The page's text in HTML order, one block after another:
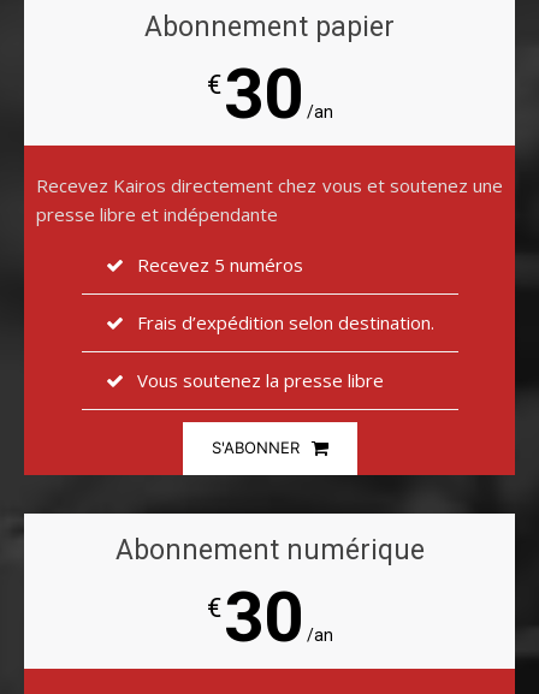
Abonnement papier
€30 /an
Recevez Kairos directement chez vous et soutenez une
presse libre et indépendante
Recevez 5 numéros
Frais d’expédition selon destination.
Vous soutenez la presse libre
S'ABONNER
Abonnement numérique
€30 /an